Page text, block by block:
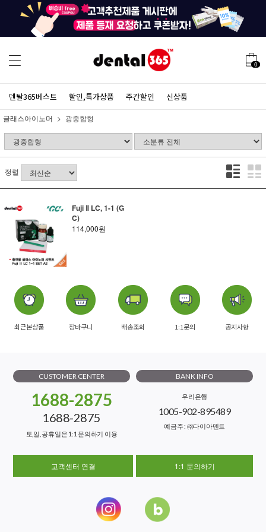
0
덴탈365베스트 할인,특가상품 주간할인 신상품
글래스아이노머 광중합형
정렬
Fuji Ⅱ LC, 1-1 (G
C)
114,000원
최근본상품 장바구니 배송조회 1:1문의 공지사항
CUSTOMER CENTER
1688-2875
1688-2875
토,일, 공휴일은 1:1 문의하기 이용
BANK INFO
우리은행
1005-902-895489
예금주 : ㈜다이아덴트
고객센터 연결 1:1 문의하기